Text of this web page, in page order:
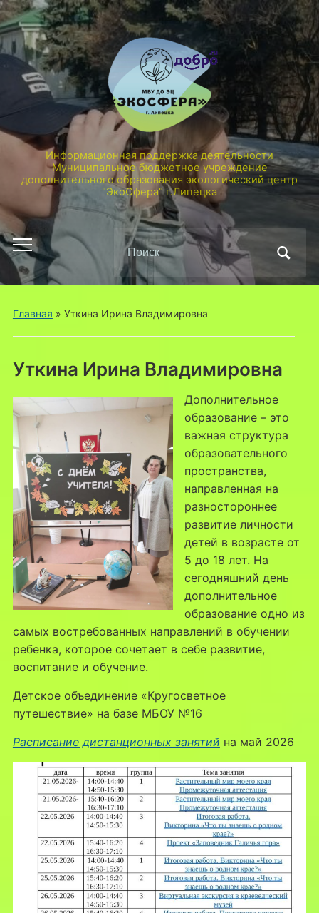
Информационная поддержка деятельности
Муниципальное бюджетное учреждение
дополнительного образования экологический центр
"ЭкоСфера" г.Липецка
Переключить
мобильное
меню
Поиск
по:
Главная » Уткина Ирина Владимировна
Уткина Ирина Владимировна
Дополнительное
образование – это
важная структура
образовательного
пространства,
направленная на
разностороннее
развитие личности
детей в возрасте от
5 до 18 лет. На
сегодняшний день
дополнительное
образование одно из
самых востребованных направлений в обучении
ребенка, которое сочетает в себе развитие,
воспитание и обучение.
Детское объединение «Кругосветное
путешествие» на базе МБОУ №16
Расписание дистанционных занятий на май 2026